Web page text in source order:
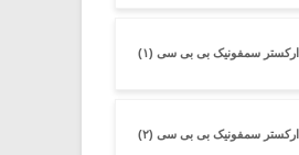
ارکستر سمفونیک بی بی سی (۱)
ارکستر سمفونیک بی بی سی (۲)